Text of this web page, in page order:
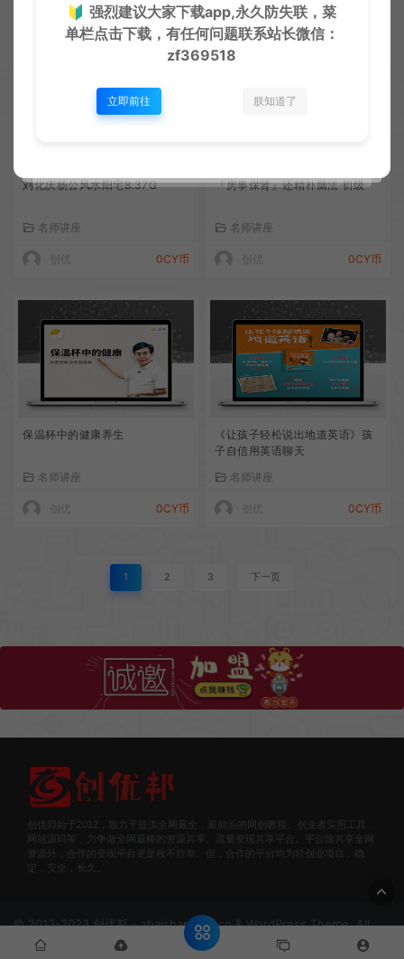
创优 0CY币 创优
刘化庆杨公风水阳宅8.37G
名师讲座
0CY币
『房事保肾』还精补脑法·初级
名师讲座
0CY币
保温杯中的健康养生
名师讲座
0CY币
《让孩子轻松说出地道英语》孩
子自信用英语聊天
名师讲座
0CY币
1 2 3 下一页
创优邦始于2012，致力于提供全网最全，最前沿的网创教程、创业者实用工具、
网站源码等，力争做全网最棒的资源共享、流量变现共享平台。平台除共享全网
资源外，合作的变现平台更是枚不胜举。但，合作的平台均为轻创业项目，稳
定，安全，长久。
© 2013-2023 创优邦 - zhaishanghui.cn & WordPress Theme. All
rights reserved
网站地图 豫ICP备2022007609号
🔰强烈建议大家下载app,永久防失联，菜
单栏点击下载，有任何问题联系站长微信：
zf369518
立即前往 朕知道了